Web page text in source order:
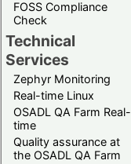
FOSS Compliance
Check
Technical
Services
Zephyr Monitoring
Real-time Linux
OSADL QA Farm Real-
time
Quality assurance at
the OSADL QA Farm